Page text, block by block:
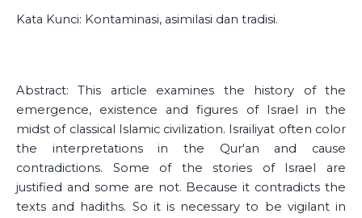
Kata Kunci: Kontaminasi, asimilasi dan tradisi.
Abstract: This article examines the history of the
emergence, existence and figures of Israel in the
midst of classical Islamic civilization. Israiliyat often color
the interpretations in the Qur'an and cause
contradictions. Some of the stories of Israel are
justified and some are not. Because it contradicts the
texts and hadiths. So it is necessary to be vigilant in